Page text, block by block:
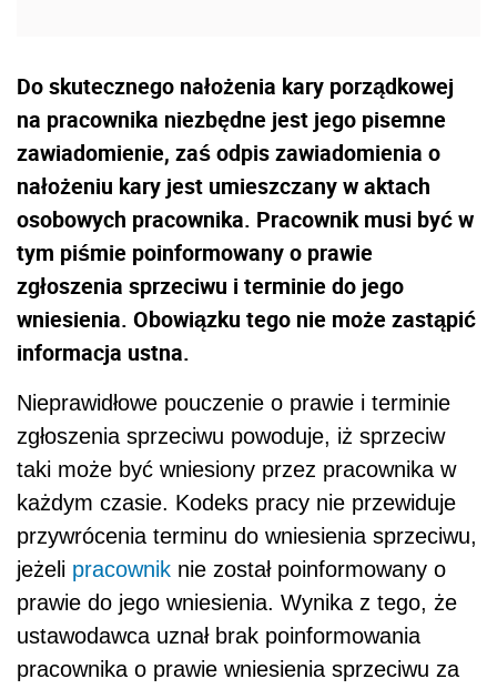
Do skutecznego nałożenia kary porządkowej
na pracownika niezbędne jest jego pisemne
zawiadomienie, zaś odpis zawiadomienia o
nałożeniu kary jest umieszczany w aktach
osobowych pracownika. Pracownik musi być w
tym piśmie poinformowany o prawie
zgłoszenia sprzeciwu i terminie do jego
wniesienia. Obowiązku tego nie może zastąpić
informacja ustna.
Nieprawidłowe pouczenie o prawie i terminie
zgłoszenia sprzeciwu powoduje, iż sprzeciw
taki może być wniesiony przez pracownika w
każdym czasie. Kodeks pracy nie przewiduje
przywrócenia terminu do wniesienia sprzeciwu,
jeżeli pracownik nie został poinformowany o
prawie do jego wniesienia. Wynika z tego, że
ustawodawca uznał brak poinformowania
pracownika o prawie wniesienia sprzeciwu za